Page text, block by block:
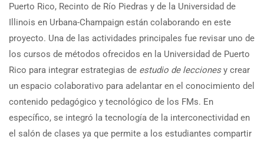
Puerto Rico, Recinto de Río Piedras y de la Universidad de
Illinois en Urbana-Champaign están colaborando en este
proyecto. Una de las actividades principales fue revisar uno de
los cursos de métodos ofrecidos en la Universidad de Puerto
Rico para integrar estrategias de estudio de leccionesy crear
un espacio colaborativo para adelantar en el conocimiento del
contenido pedagógico y tecnológico de los FMs. En
específico, se integró la tecnología de la interconectividad en
el salón de clases ya que permite a los estudiantes compartir